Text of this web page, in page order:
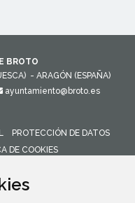
BROTO
- ARAGÓN (ESPAÑA)
ayuntamiento@broto.es
PROTECCIÓN DE DATOS
DE COOKIES